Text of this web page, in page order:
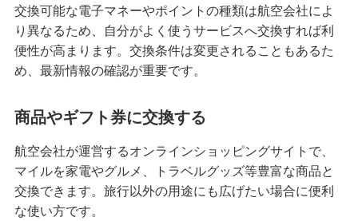
交換可能な電子マネーやポイントの種類は航空会社によ
り異なるため、自分がよく使うサービスへ交換すれば利
便性が高まります。交換条件は変更されることもあるた
め、最新情報の確認が重要です。
商品やギフト券に交換する
航空会社が運営するオンラインショッピングサイトで、
マイルを家電やグルメ、トラベルグッズ等豊富な商品と
交換できます。旅行以外の用途にも広げたい場合に便利
な使い方です。